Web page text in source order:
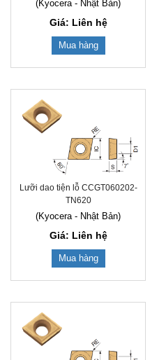
(Kyocera - Nhật Bản)
Giá: Liên hệ
Mua hàng
Lưỡi dao tiện lỗ CCGT060202-
TN620
(Kyocera - Nhật Bản)
Giá: Liên hệ
Mua hàng